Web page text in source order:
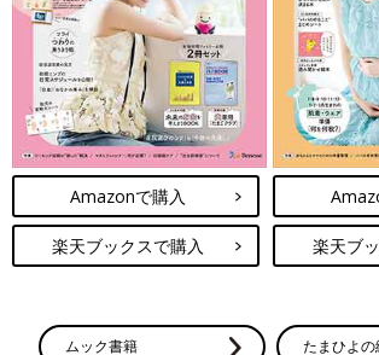
Amazonで購入
楽天ブックスで購入 楽天ブ
ムック書籍 たまひよの